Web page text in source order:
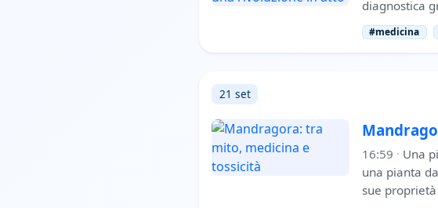
diagnostica
#medicina
21 set
16:59 · Una
una pianta
sue